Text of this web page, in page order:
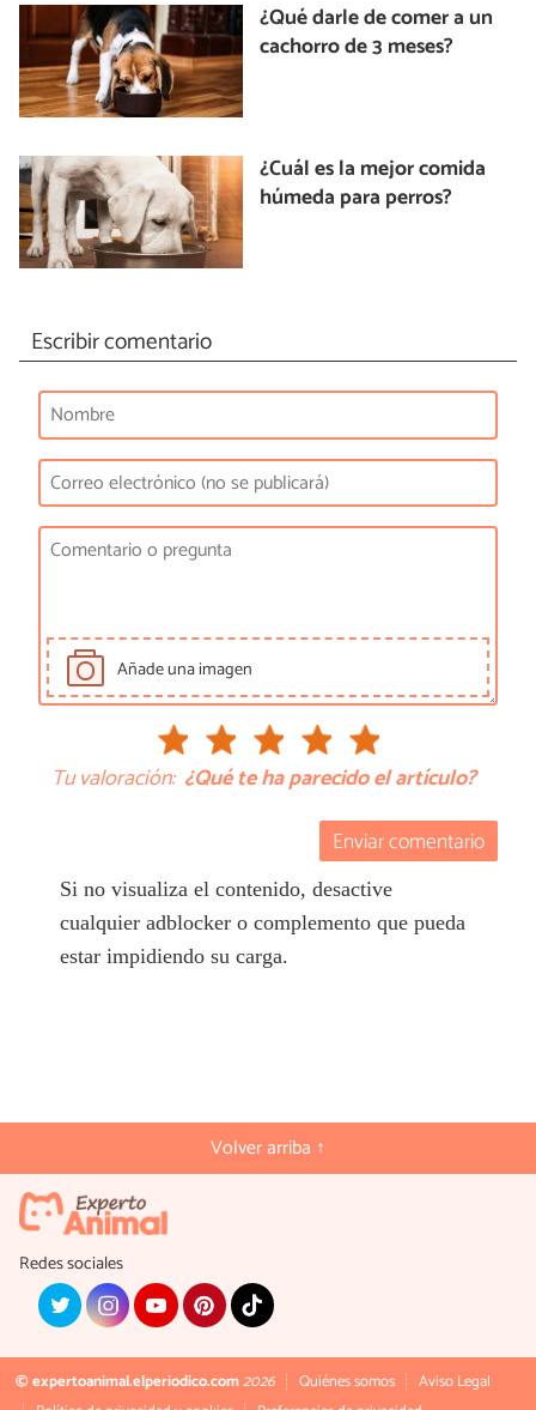
¿Qué darle de comer a un
cachorro de 3 meses?
¿Cuál es la mejor comida
húmeda para perros?
Escribir comentario
Añade una imagen
Tu valoración: ¿Qué te ha parecido el artículo?
Enviar comentario
Si no visualiza el contenido, desactive
cualquier adblocker o complemento que pueda
estar impidiendo su carga.
Volver arriba ↑
Redes sociales
© expertoanimal.elperiodico.com2026 Quiénes somos
Aviso Legal